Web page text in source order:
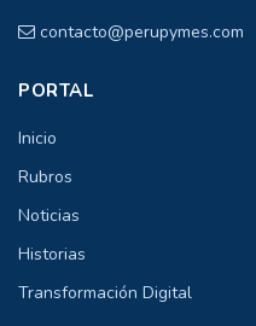
contacto@perupymes.com
PORTAL
Inicio
Rubros
Noticias
Historias
Transformación Digital